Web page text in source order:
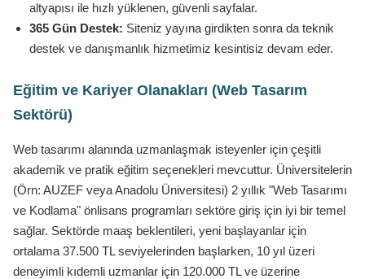
altyapısı ile hızlı yüklenen, güvenli sayfalar.
365 Gün Destek: Siteniz yayına girdikten sonra da teknik
destek ve danışmanlık hizmetimiz kesintisiz devam eder.
Eğitim ve Kariyer Olanakları (Web Tasarım
Sektörü)
Web tasarımı alanında uzmanlaşmak isteyenler için çeşitli
akademik ve pratik eğitim seçenekleri mevcuttur. Üniversitelerin
(Örn: AUZEF veya Anadolu Üniversitesi) 2 yıllık "Web Tasarımı
ve Kodlama" önlisans programları sektöre giriş için iyi bir temel
sağlar. Sektörde maaş beklentileri, yeni başlayanlar için
ortalama 37.500 TL seviyelerinden başlarken, 10 yıl üzeri
deneyimli kıdemli uzmanlar için 120.000 TL ve üzerine